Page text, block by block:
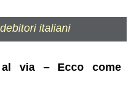
italiani
via – Ecco come